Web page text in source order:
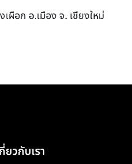
ผือก อ.เมือง จ. เชียงใหม่
ยวกับเรา